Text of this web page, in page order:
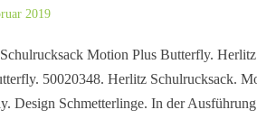
2019
Motion Plus Butterfly.
50020348. Herlitz Schulrucksack.
Design Schmetterlinge. In der